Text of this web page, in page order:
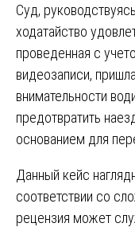
Суд,
ходатайство
проведенная с
видеозаписи,
внимательности
предотвратить
основанием для
Данный кейс
соответствии со
рецензия может